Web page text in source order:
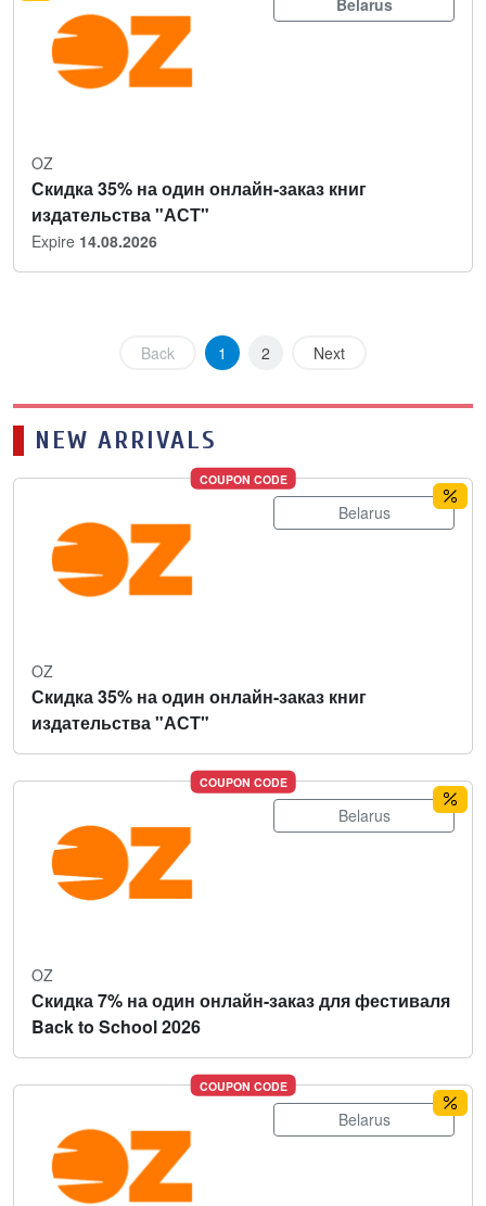
OZ
Скидка 35% на один онлайн-заказ книг
издательства "АСТ"
Expire 14.08.2026
Back 1 2 Next
NEW ARRIVALS
COUPON CODE
Belarus
OZ
Скидка 35% на один онлайн-заказ книг
издательства "АСТ"
COUPON CODE
Belarus
OZ
Скидка 7% на один онлайн-заказ для фестиваля
Back to School 2026
COUPON CODE
Belarus